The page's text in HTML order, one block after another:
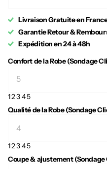
Livraison Gratuite en
Garantie Retour &
Expédition en 24 à 48h
Confort de la Robe (Sondage
12345
Qualité de la Robe (Sondage
12345
Coupe & ajustement